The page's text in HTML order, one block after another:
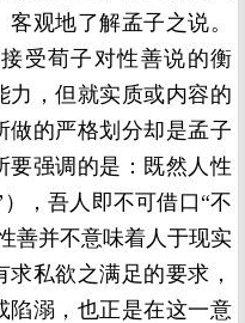
观地了解孟子之说。
受荀子对性善说的衡
力，但就实质或内容的
做的严格划分却是孟子
要强调的是：既然人性
，吾人即不可借口“不
善并不意味着人于现实
私欲之满足的要求，
陷溺，也正是在这一意